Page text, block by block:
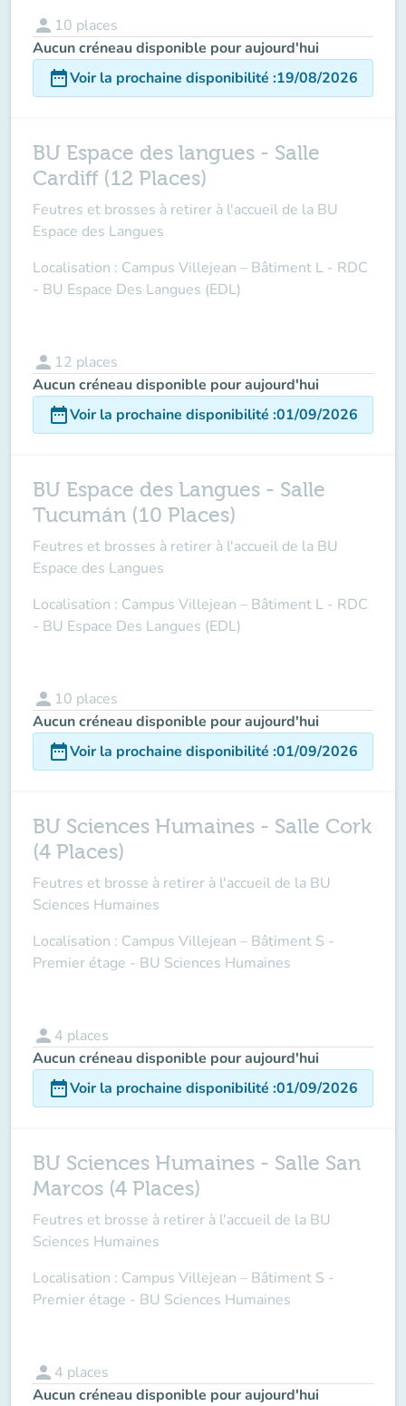
person 10 places
Aucun créneau disponible pour aujourd'hui
date_rangeVoir la prochaine disponibilité :19/08/2026
BU Espace des langues - Salle
Cardiff (12 Places)
Feutres et brosses à retirer à l'accueil de la BU
Espace des Langues
Localisation : Campus Villejean – Bâtiment L - RDC
- BU Espace Des Langues (EDL)
person 12 places
Aucun créneau disponible pour aujourd'hui
date_rangeVoir la prochaine disponibilité :01/09/2026
BU Espace des Langues - Salle
Tucumán (10 Places)
Feutres et brosses à retirer à l'accueil de la BU
Espace des Langues
Localisation : Campus Villejean – Bâtiment L - RDC
- BU Espace Des Langues (EDL)
person 10 places
Aucun créneau disponible pour aujourd'hui
date_rangeVoir la prochaine disponibilité :01/09/2026
BU Sciences Humaines - Salle Cork
(4 Places)
Feutres et brosse à retirer à l'accueil de la BU
Sciences Humaines
Localisation : Campus Villejean – Bâtiment S -
Premier étage - BU Sciences Humaines
person 4 places
Aucun créneau disponible pour aujourd'hui
date_rangeVoir la prochaine disponibilité :01/09/2026
BU Sciences Humaines - Salle San
Marcos (4 Places)
Feutres et brosse à retirer à l'accueil de la BU
Sciences Humaines
Localisation : Campus Villejean – Bâtiment S -
Premier étage - BU Sciences Humaines
person 4 places
Aucun créneau disponible pour aujourd'hui